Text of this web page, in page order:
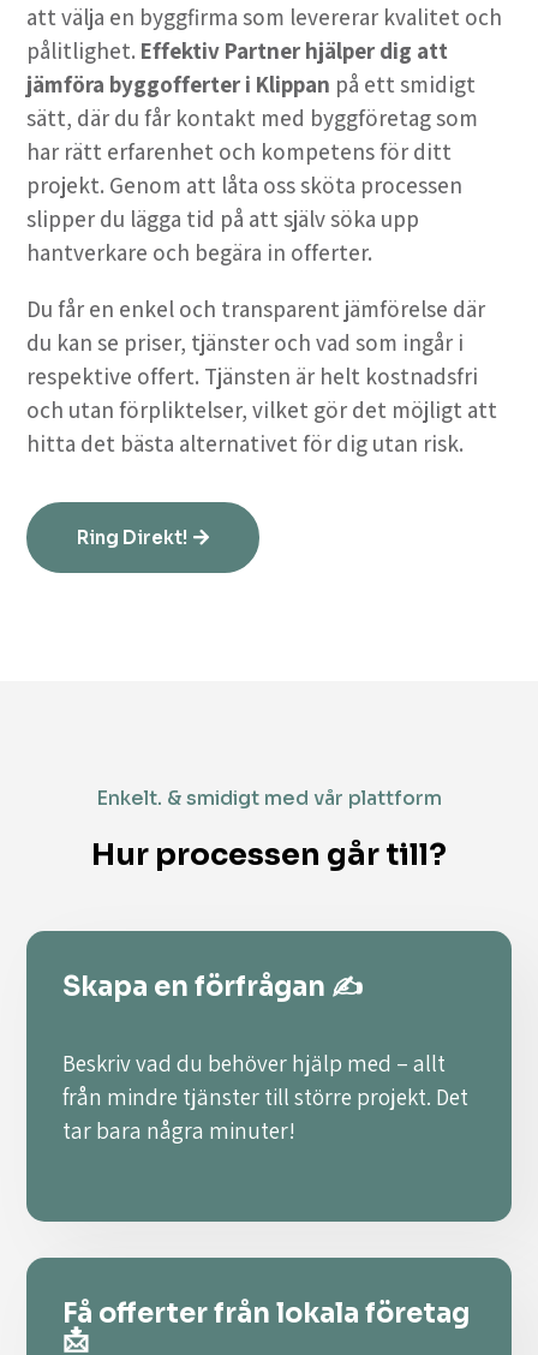
att välja en byggfirma som levererar kvalitet och
pålitlighet. Effektiv Partner hjälper dig att
jämföra byggofferter i Klippan på ett smidigt
sätt, där du får kontakt med byggföretag som
har rätt erfarenhet och kompetens för ditt
projekt. Genom att låta oss sköta processen
slipper du lägga tid på att själv söka upp
hantverkare och begära in offerter.
Du får en enkel och transparent jämförelse där
du kan se priser, tjänster och vad som ingår i
respektive offert. Tjänsten är helt kostnadsfri
och utan förpliktelser, vilket gör det möjligt att
hitta det bästa alternativet för dig utan risk.
Ring Direkt!
Enkelt. & smidigt med vår plattform
Hur processen går till?
Skapa en förfrågan ✍️
Beskriv vad du behöver hjälp med – allt
från mindre tjänster till större projekt. Det
tar bara några minuter!
Få offerter från lokala företag
📩